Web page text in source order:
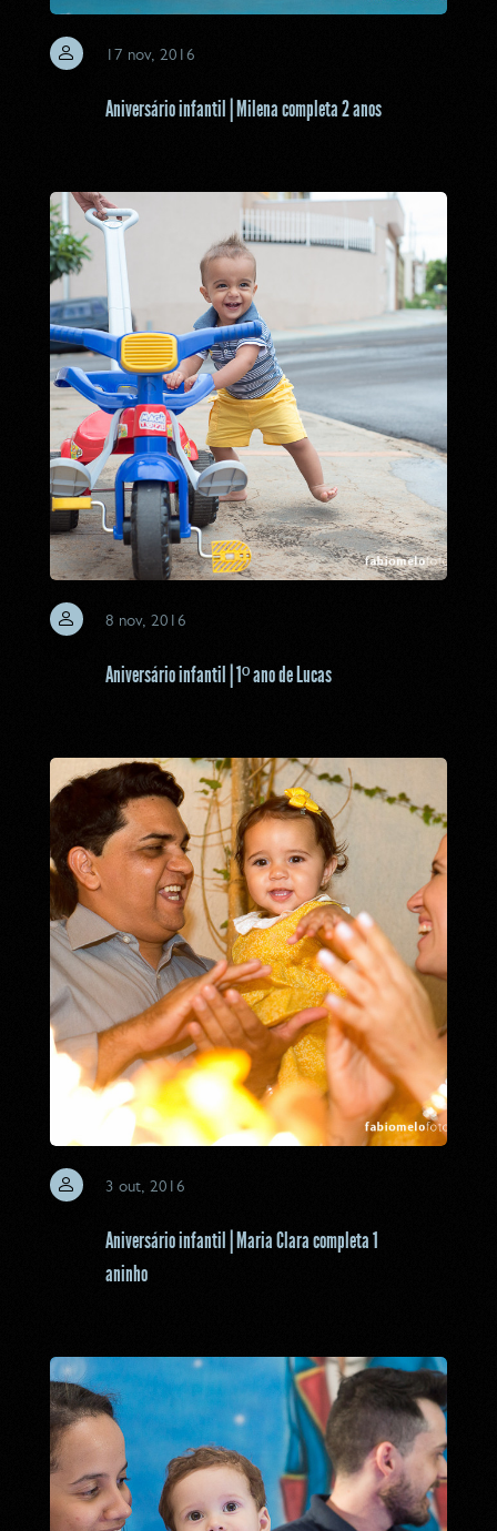
17 nov, 2016
Aniversário infantil | Milena completa 2 anos
8 nov, 2016
Aniversário infantil | 1º ano de Lucas
3 out, 2016
Aniversário infantil | Maria Clara completa 1
aninho